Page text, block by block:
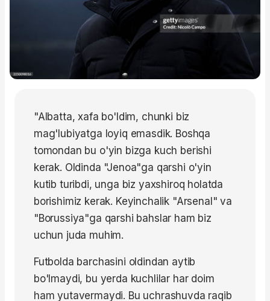
"Albatta, xafa bo'ldim, chunki biz
mag'lubiyatga loyiq emasdik. Boshqa
tomondan bu o'yin bizga kuch berishi
kerak. Oldinda "Jenoa"ga qarshi o'yin
kutib turibdi, unga biz yaxshiroq holatda
borishimiz kerak. Keyinchalik "Arsenal" va
"Borussiya"ga qarshi bahslar ham biz
uchun juda muhim.
Futbolda barchasini oldindan aytib
bo'lmaydi, bu yerda kuchlilar har doim
ham yutavermaydi. Bu uchrashuvda raqib